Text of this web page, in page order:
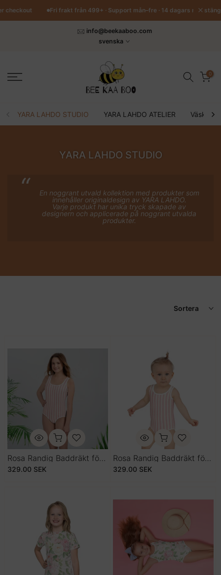
Hoppa
till
checkout Fri frakt från 499+ · Support mån–fre · 14 dagars returrätt
stäng
info@beekaaboo.com
svenska
0
YARA LAHDO STUDIO YARA LAHDO ATELIER Väskor
YARA LAHDO STUDIO
En noggrant utvald kollektion med produkter som
innehåller originaldesign av YARA LAHDO.
Varje produkt har unika tryck skapade av
designern och applicerade på noggrant utvalda
produkter.
Sortera
Rosa Randig Baddräkt för Ungdomar
329.00 SEK
Rosa Randig Baddräkt för Barn
329.00 SEK